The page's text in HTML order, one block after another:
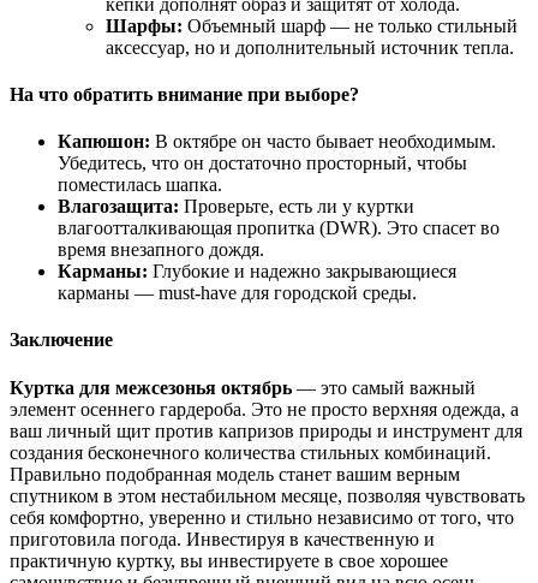
Шарфы: Объемный шарф — не только стильный
аксессуар, но и дополнительный источник тепла.
На что обратить внимание при выборе?
Капюшон: В октябре он часто бывает необходимым.
Убедитесь, что он достаточно просторный, чтобы
поместилась шапка.
Влагозащита: Проверьте, есть ли у куртки
влагоотталкивающая пропитка (DWR). Это спасет во
время внезапного дождя.
Карманы: Глубокие и надежно закрывающиеся
карманы — must-have для городской среды.
Заключение
Куртка для межсезонья октябрь — это самый важный
элемент осеннего гардероба. Это не просто верхняя одежда, а
ваш личный щит против капризов природы и инструмент для
создания бесконечного количества стильных комбинаций.
Правильно подобранная модель станет вашим верным
спутником в этом нестабильном месяце, позволяя чувствовать
себя комфортно, уверенно и стильно независимо от того, что
приготовила погода. Инвестируя в качественную и
практичную куртку, вы инвестируете в свое хорошее